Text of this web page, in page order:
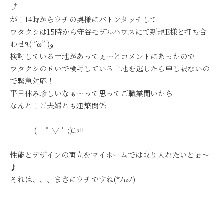
⤴
が！14時からウチの奥様にバトンタッチして
ワタクシは15時から守谷モデルハウスにて新規E様と打ち合
わせ٩( ”ω” )و
検討している土地があってぇ～とコメントにあったので
ワタクシのせいで検討している土地を逃したら申し訳ないの
で緊急対応！
平日休み珍しいなぁ～って思ってご職業聞いたら
なんと！ご夫婦とも建築関係
( ﾟ ▽ ﾟ ;)ｴｯ!!
性能とデザインの両立をマイホームでは取り入れたいとぉ～
♪
それは、、、まさにウチですね(*ﾉωﾉ)